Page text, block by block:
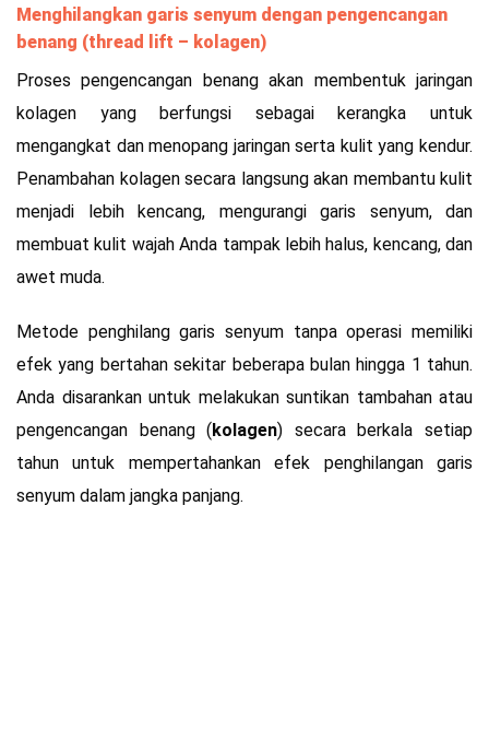
Menghilangkan garis senyum dengan pengencangan
benang (thread lift – kolagen)
Proses pengencangan benang akan membentuk jaringan
kolagen yang berfungsi sebagai kerangka untuk
mengangkat dan menopang jaringan serta kulit yang kendur.
Penambahan kolagen secara langsung akan membantu kulit
menjadi lebih kencang, mengurangi garis senyum, dan
membuat kulit wajah Anda tampak lebih halus, kencang, dan
awet muda.
Metode penghilang garis senyum tanpa operasi memiliki
efek yang bertahan sekitar beberapa bulan hingga 1 tahun.
Anda disarankan untuk melakukan suntikan tambahan atau
pengencangan benang ( kolagen) secara berkala setiap
tahun untuk mempertahankan efek penghilangan garis
senyum dalam jangka panjang.